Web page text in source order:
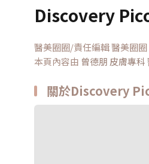
Discovery
醫美圈圈/責任編輯 醫美圈圈
本頁內容由 曾德朋 皮膚專科
關於Discovery